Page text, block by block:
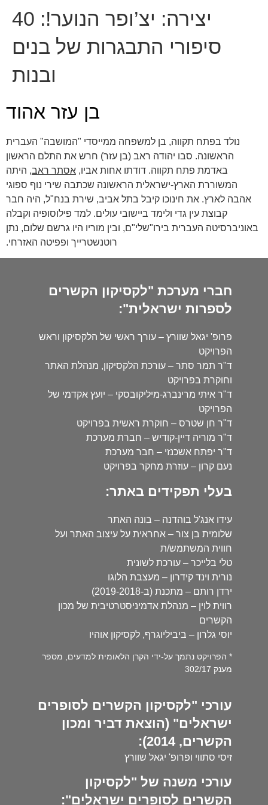
יצירה:
יצ’ופר הנוער!: 40
סיפורי התבגרות של בנים
ובנות
בן עזר אהוד
נולד בפתח תקווה, בן למשפחה ממייסדי "המושבה" העברית
הראשונה. סבו יהודה ראב (בן עזר) חרש את התלם הראשון
באדמת פתח תקווה. דודתו אחות אביו, אסתר ראב, היתה
המשוררת הארץ-ישראלית הראשונה שכתבה שירי נוף ספוגי
אהבה לארץ. את חינוכו קיבל בתל אביב, שירת בנח"ל, היה חבר
קבוצת עין גדי ולימד ביישובי עולים. למד פילוסופיה וקבלה
באוניברסיטה העברית בירו"שלי"ם, ובין מוריו היו גרשם שלום, נתן
רוטנשטרייך ופפיטה האזרחי.
חברי מערכת "לקסיקון הקשרים
לספרות ישראלית":
פרופ' יגאל שוורץ – עורך ראשי של הלקסיקון וראש
הפרויקט
ד"ר תמר סתר – עורכת הלקסיקון, מנהלת האתר
וחוקרת בפרויקט
ד"ר איתי מרינברג-מיליקובסקי – יועץ אקדמי של
הפרויקט
ד"ר חן שטרס – חוקרת ראשית בפרויקט
ד"ר מוריה דיין-קודיש – חברת מערכת
ד"ר יפתח אשכנזי – חבר מערכת
נעם קרון – עוזרת מחקר בפרויקט
בעלי תפקידים באתר:
עידו אנג'ל בוהדנה – בונה האתר
שלומית בן צור – אחראית על עיצוב האתר ועל
חווית המשתמש/ת
טלי בלייכר – עורכת לשונית
נורית וינד קידרון – מעצבת הלוגו
ירדן רותם – מתכנת (ב-2019-2018)
רווית לוין – מנהלת אדמיניסטרטיבית של מכון
הקשרים
יוסי גלרון – ביביליוגרף, לקסיקון אוהיו
* הפרויקט נתמך על-ידי הקרן הלאומית למדעים, מספר
מענק 302/17
עורכי "לקסיקון הקשרים לסופרים
ישראלים" (הוצאת דביר ומכון
הקשרים, 2014):
זיסי סתווי ופרופ' יגאל שוורץ
עורכי משנה של "לקסיקון
הקשרים לסופרים ישראלים":